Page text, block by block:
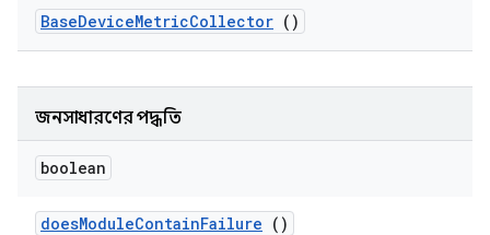
BaseDeviceMetricCollector ()
জনসাধারণের পদ্ধতি
boolean
doesModuleContainFailure ()